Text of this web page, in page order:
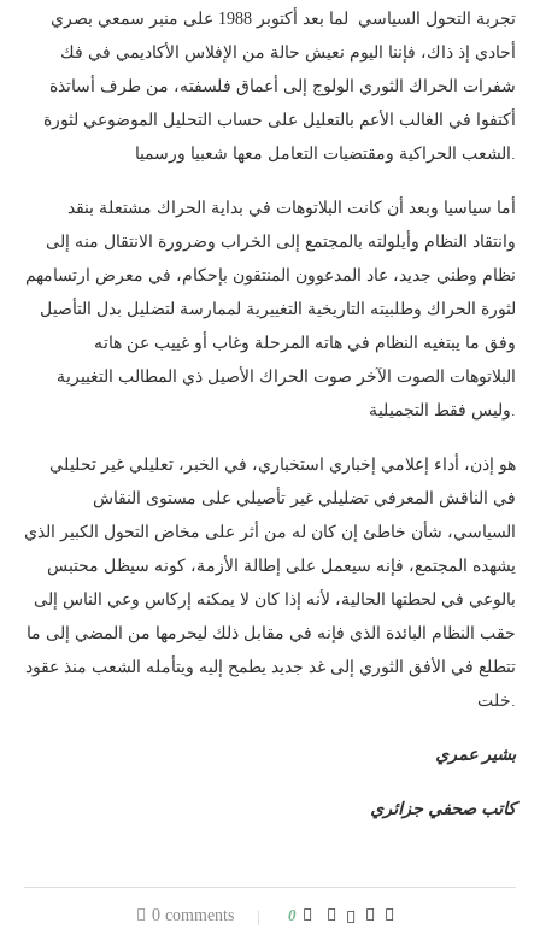
تجربة التحول السياسي لما بعد أكتوبر 1988 على منبر سمعي بصري
أحادي إذ ذاك، فإننا اليوم نعيش حالة من الإفلاس الأكاديمي في فك
شفرات الحراك الثوري الولوج إلى أعماق فلسفته، من طرف أساتذة
أكتفوا في الغالب الأعم بالتعليل على حساب التحليل الموضوعي لثورة
الشعب الحراكية ومقتضيات التعامل معها شعبيا ورسميا.
أما سياسيا وبعد أن كانت البلاتوهات في بداية الحراك مشتعلة بنقد
وانتقاد النظام وأيلولته بالمجتمع إلى الخراب وضرورة الانتقال منه إلى
نظام وطني جديد، عاد المدعوون المنتقون بإحكام، في معرض ارتسامهم
لثورة الحراك وطلبيته التاريخية التغييرية لممارسة لتضليل بدل التأصيل
وفق ما يبتغيه النظام في هاته المرحلة وغاب أو غييب عن هاته
البلاتوهات الصوت الآخر صوت الحراك الأصيل ذي المطالب التغييرية
وليس فقط التجميلية.
هو إذن، أداء إعلامي إخباري استخباري، في الخبر، تعليلي غير تحليلي
في الناقش المعرفي تضليلي غير تأصيلي على مستوى النقاش
السياسي، شأن خاطئ إن كان له من أثر على مخاض التحول الكبير الذي
يشهده المجتمع، فإنه سيعمل على إطالة الأزمة، كونه سيظل محتبس
بالوعي في لحطتها الحالية، لأنه إذا كان لا يمكنه إركاس وعي الناس إلى
حقب النظام البائدة الذي فإنه في مقابل ذلك ليحرمها من المضي إلى ما
تتطلع في الأفق الثوري إلى غد جديد يطمح إليه ويتأمله الشعب منذ عقود
خلت.
بشير عمري
كاتب صحفي جزائري
0 comments 0